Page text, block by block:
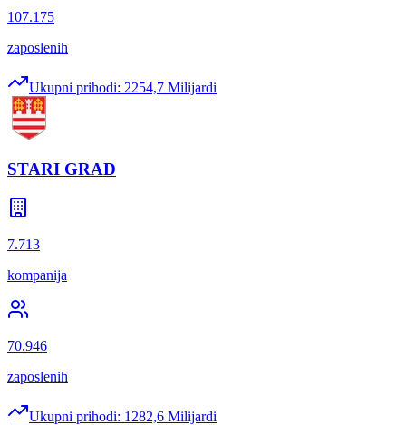
107.175
zaposlenih
Ukupni prihodi: 2254,7 Milijardi
STARI GRAD
7.713
kompanija
70.946
zaposlenih
Ukupni prihodi: 1282,6 Milijardi